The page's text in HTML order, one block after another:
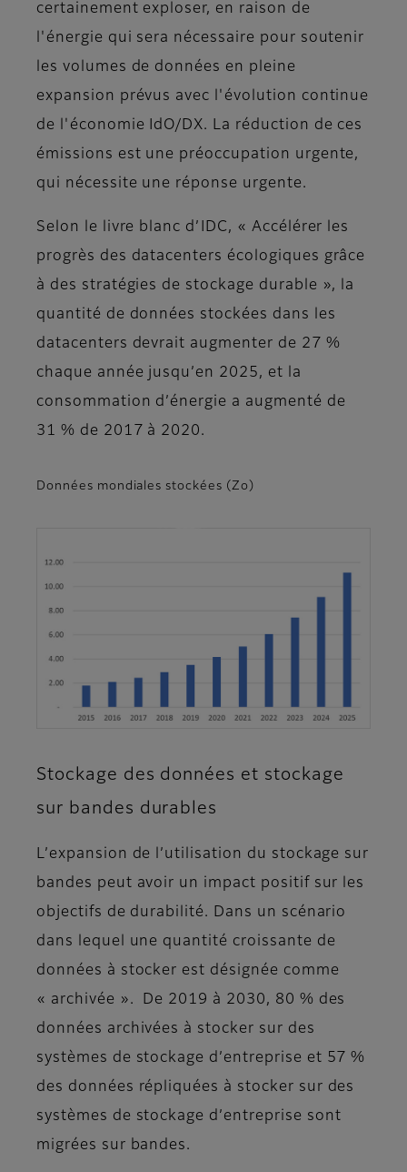
certainement exploser, en raison de
l'énergie qui sera nécessaire pour soutenir
les volumes de données en pleine
expansion prévus avec l'évolution continue
de l'économie IdO/DX. La réduction de ces
émissions est une préoccupation urgente,
qui nécessite une réponse urgente.
Selon le livre blanc d’IDC, « Accélérer les
progrès des datacenters écologiques grâce
à des stratégies de stockage durable », la
quantité de données stockées dans les
datacenters devrait augmenter de 27 %
chaque année jusqu’en 2025, et la
consommation d’énergie a augmenté de
31 % de 2017 à 2020.
Données mondiales stockées (Zo)
Stockage des données et stockage
sur bandes durables
L’expansion de l’utilisation du stockage sur
bandes peut avoir un impact positif sur les
objectifs de durabilité. Dans un scénario
dans lequel une quantité croissante de
données à stocker est désignée comme
« archivée ». De 2019 à 2030, 80 % des
données archivées à stocker sur des
systèmes de stockage d’entreprise et 57 %
des données répliquées à stocker sur des
systèmes de stockage d’entreprise sont
migrées sur bandes.